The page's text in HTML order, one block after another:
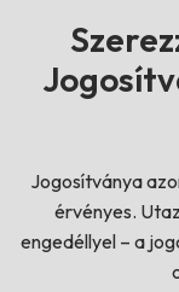
Jogosítványa
érvényes.
engedéllyel – a